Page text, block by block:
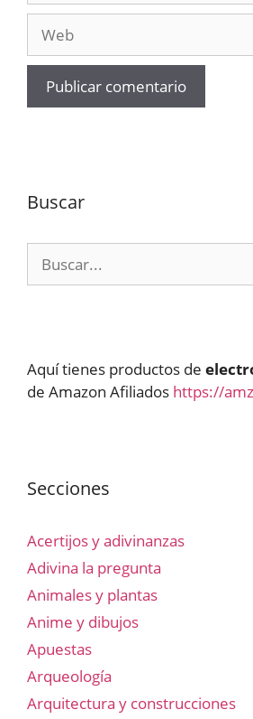
Buscar
Aquí tienes productos de
de Amazon Afiliados https://
Secciones
Acertijos y adivinanzas
Adivina la pregunta
Animales y plantas
Anime y dibujos
Apuestas
Arqueología
Arquitectura y construcciones